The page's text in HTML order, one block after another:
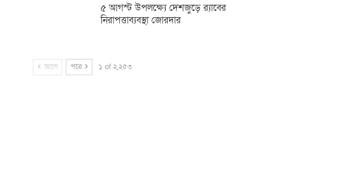
৫ আগস্ট উপলক্ষ্যে দেশজুড়ে র‌্যাবের
নিরাপত্তাব্যবস্থা জোরদার
আগে পরে ১ of ২,২৫৩